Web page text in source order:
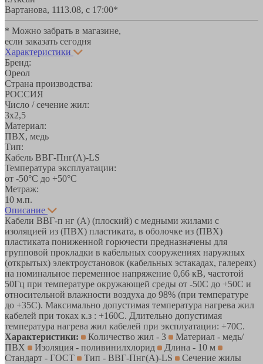
Вартанова, 1113.08, с 17:00*
* Можно забрать в магазине,
если заказать сегодня
Характеристики
Бренд:
Ореол
Страна производства:
РОССИЯ
Число / сечение жил:
3х2,5
Материал:
ПВХ, медь
Тип:
Кабель ВВГ-Пнг(А)-LS
Температура эксплуатации:
от -50°С до +50°C
Метраж:
10 м.п.
Описание
Кабели ВВГ-п нг (А) (плоский) с медными жилами с
изоляцией из (ПВХ) пластиката, в оболочке из (ПВХ)
пластиката пониженной горючести предназначены для
групповой прокладки в кабельных сооружениях наружных
(открытых) электроустановок (кабельных эстакадах, галереях)
на номинальное переменное напряжение 0,66 кВ, частотой
50Гц при температуре окружающей среды от -50С до +50С и
относительной влажности воздуха до 98% (при температуре
до +35С). Максимально допустимая температура нагрева жил
кабелей при токах к.з : +160С. Длительно допустимая
температура нагрева жил кабелей при эксплуатации: +70С.
Характеристики:
Количество жил - 3
Материал - медь/
ПВХ
Изоляция - поливинилхлорид
Длина - 10 м
Стандарт - ГОСТ
Тип - ВВГ-Пнг(A)-LS
Сечение жилы